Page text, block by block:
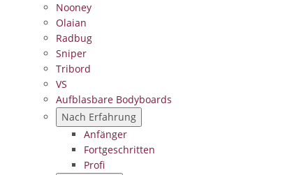
Nooney
Olaian
Radbug
Sniper
Tribord
VS
Aufblasbare Bodyboards
Nach Erfahrung
Anfänger
Fortgeschritten
Profi